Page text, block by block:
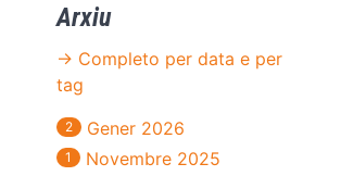
Arxiu
→ Completo per data e per
tag
2 Gener 2026
1 Novembre 2025